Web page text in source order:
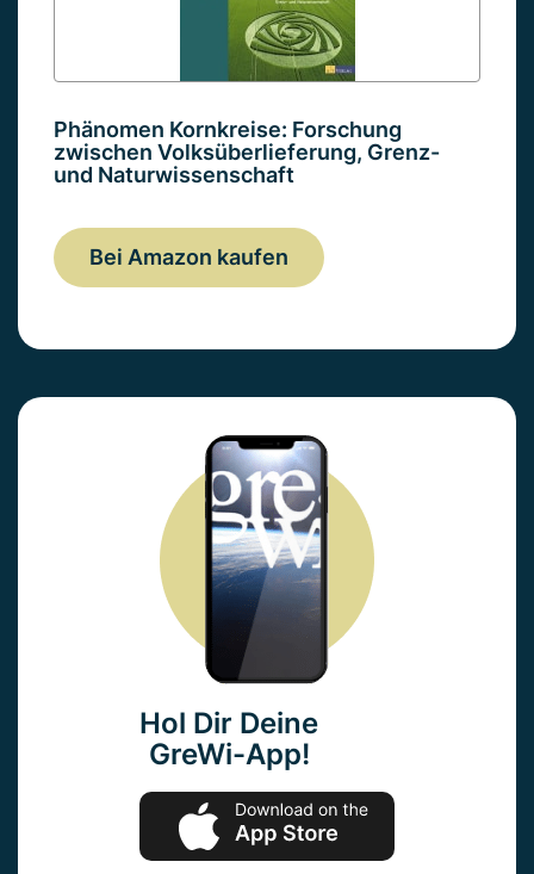
Phänomen Kornkreise: Forschung
zwischen Volksüberlieferung, Grenz-
und Naturwissenschaft
Bei Amazon kaufen
Hol Dir Deine
GreWi-App!